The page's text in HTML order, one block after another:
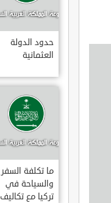
حدود الدولة
العثمانية
ما تكلفة السفر
والسياحة في
تركيا مع تكاليف